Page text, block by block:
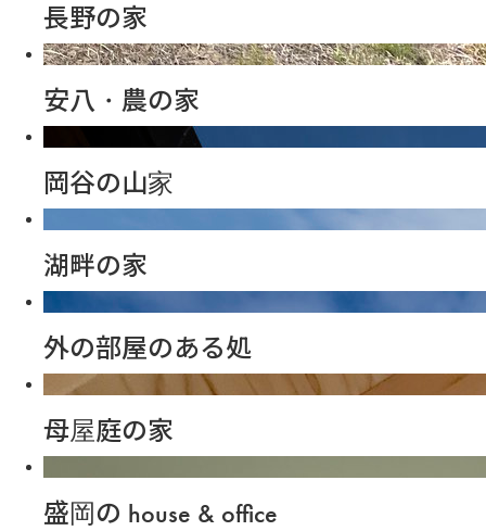
長野の家
安八・農の家
岡谷の山家
湖畔の家
外の部屋のある処
母屋庭の家
盛岡の house & office